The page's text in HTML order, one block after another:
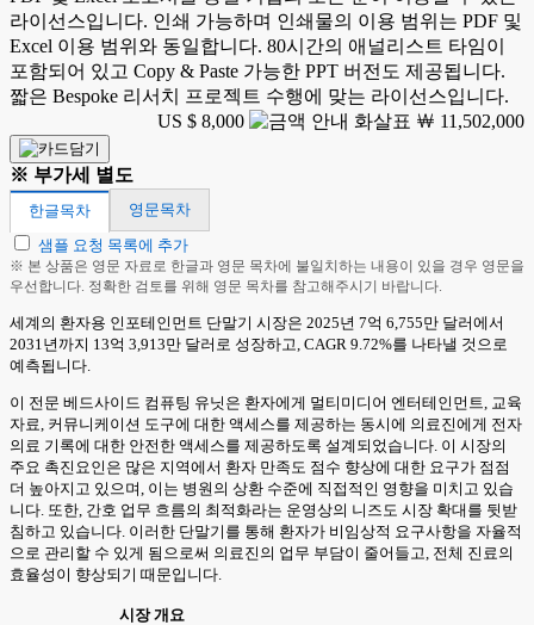
라이선스입니다. 인쇄 가능하며 인쇄물의 이용 범위는 PDF 및
Excel 이용 범위와 동일합니다. 80시간의 애널리스트 타임이
포함되어 있고 Copy & Paste 가능한 PPT 버전도 제공됩니다.
짧은 Bespoke 리서치 프로젝트 수행에 맞는 라이선스입니다.
US $ 8,000
￦ 11,502,000
※ 부가세 별도
한글목차
영문목차
샘플 요청 목록에 추가
※ 본 상품은 영문 자료로 한글과 영문 목차에 불일치하는 내용이 있을 경우 영문을
우선합니다. 정확한 검토를 위해 영문 목차를 참고해주시기 바랍니다.
세계의 환자용 인포테인먼트 단말기 시장은 2025년 7억 6,755만 달러에서
2031년까지 13억 3,913만 달러로 성장하고, CAGR 9.72%를 나타낼 것으로
예측됩니다.
이 전문 베드사이드 컴퓨팅 유닛은 환자에게 멀티미디어 엔터테인먼트, 교육
자료, 커뮤니케이션 도구에 대한 액세스를 제공하는 동시에 의료진에게 전자
의료 기록에 대한 안전한 액세스를 제공하도록 설계되었습니다. 이 시장의
주요 촉진요인은 많은 지역에서 환자 만족도 점수 향상에 대한 요구가 점점
더 높아지고 있으며, 이는 병원의 상환 수준에 직접적인 영향을 미치고 있습
니다. 또한, 간호 업무 흐름의 최적화라는 운영상의 니즈도 시장 확대를 뒷받
침하고 있습니다. 이러한 단말기를 통해 환자가 비임상적 요구사항을 자율적
으로 관리할 수 있게 됨으로써 의료진의 업무 부담이 줄어들고, 전체 진료의
효율성이 향상되기 때문입니다.
시장 개요